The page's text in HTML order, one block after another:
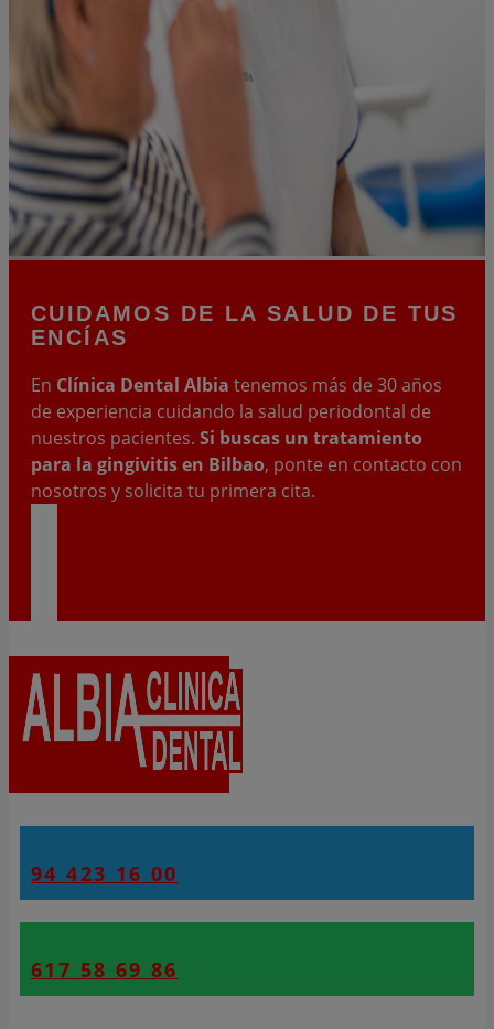
CUIDAMOS DE LA SALUD DE TUS
ENCÍAS
En Clínica Dental Albia tenemos más de 30 años
de experiencia cuidando la salud periodontal de
nuestros pacientes. Si buscas un tratamiento
para la gingivitis en Bilbao, ponte en contacto con
nosotros y solicita tu primera cita.
94 423 16 00
617 58 69 86